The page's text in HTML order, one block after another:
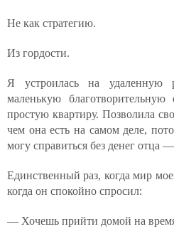
Не как стратегию.
Из гордости.
Я устроилась на удаленную
маленькую
простую квартиру. Позволила
чем она есть на самом деле,
могу справиться без денег отца
Единственный раз, когда мир
когда он спокойно спросил:
— Хочешь прийти домой на